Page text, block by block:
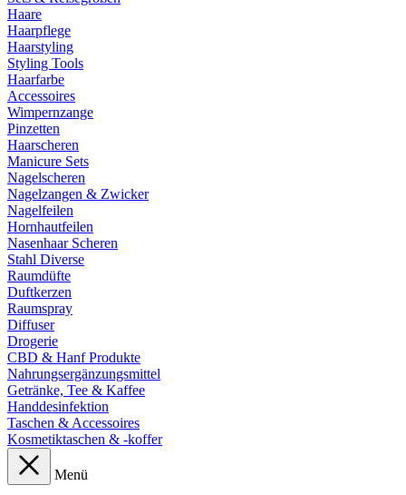
Haare
Haarpflege
Haarstyling
Styling Tools
Haarfarbe
Accessoires
Wimpernzange
Pinzetten
Haarscheren
Manicure Sets
Nagelscheren
Nagelzangen & Zwicker
Nagelfeilen
Hornhautfeilen
Nasenhaar Scheren
Stahl Diverse
Raumdüfte
Duftkerzen
Raumspray
Diffuser
Drogerie
CBD & Hanf Produkte
Nahrungsergänzungsmittel
Getränke, Tee & Kaffee
Handdesinfektion
Taschen & Accessoires
Kosmetiktaschen & -koffer
Menü